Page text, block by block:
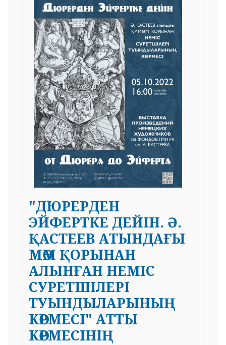
"ДЮРЕРДЕН
ЭЙФЕРТКЕ ДЕЙІН. Ә.
ҚАСТЕЕВ АТЫНДАҒЫ
МӨМ ҚОРЫНАН
АЛЫНҒАН НЕМІС
СУРЕТШІЛЕРІ
ТУЫНДЫЛАРЫНЫҢ
КӨРМЕСІ" АТТЫ
КӨРМЕСІНІҢ